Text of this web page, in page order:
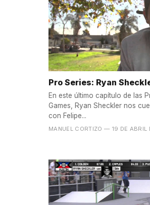
Pro Series: Ryan
En este último capítulo de las
Games, Ryan Sheckler nos
con Felipe...
MANUEL CORTIZO — 19 DE ABRIL